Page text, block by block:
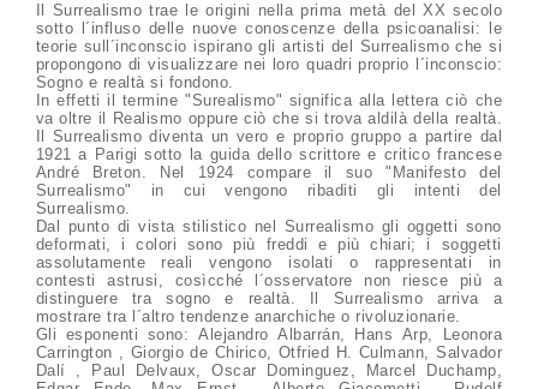
Il Surrealismo trae le origini nella prima metà del XX secolo
sotto l´influso delle nuove conoscenze della psicoanalisi: le
teorie sull´inconscio ispirano gli artisti del Surrealismo che si
propongono di visualizzare nei loro quadri proprio l´inconscio:
Sogno e realtà si fondono.
In effetti il termine "Surealismo" significa alla lettera ciò che
va oltre il Realismo oppure ciò che si trova aldilà della realtà.
Il Surrealismo diventa un vero e proprio gruppo a partire dal
1921 a Parigi sotto la guida dello scrittore e critico francese
André Breton. Nel 1924 compare il suo "Manifesto del
Surrealismo" in cui vengono ribaditi gli intenti del
Surrealismo.
Dal punto di vista stilistico nel Surrealismo gli oggetti sono
deformati, i colori sono più freddi e più chiari; i soggetti
assolutamente reali vengono isolati o rappresentati in
contesti astrusi, cosìcché l´osservatore non riesce più a
distinguere tra sogno e realtà. Il Surrealismo arriva a
mostrare tra l´altro tendenze anarchiche o rivoluzionarie.
Gli esponenti sono: Alejandro Albarrán, Hans Arp, Leonora
Carrington , Giorgio de Chirico, Otfried H. Culmann, Salvador
Dalí , Paul Delvaux, Oscar Dominguez, Marcel Duchamp,